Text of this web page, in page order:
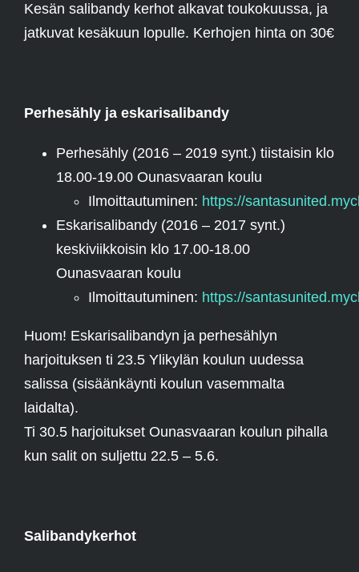
Kesän salibandy kerhot alkavat toukokuussa, ja
jatkuvat kesäkuun lopulle. Kerhojen hinta on 30€
Perhesähly ja eskarisalibandy
Perhesähly (2016 – 2019 synt.) tiistaisin klo
18.00-19.00 Ounasvaaran koulu
Ilmoittautuminen: https://
Eskarisalibandy (2016 – 2017 synt.)
keskiviikkoisin klo 17.00-18.00
Ounasvaaran koulu
Ilmoittautuminen: https://
Huom! Eskarisalibandyn ja perhesählyn
harjoituksen ti 23.5 Ylikylän koulun uudessa
salissa (sisäänkäynti koulun vasemmalta
laidalta).
Ti 30.5 harjoitukset Ounasvaaran koulun pihalla
kun salit on suljettu 22.5 – 5.6.
Salibandykerhot